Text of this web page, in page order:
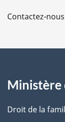
a
e
Contactez-nous
Ministère
Droit de la